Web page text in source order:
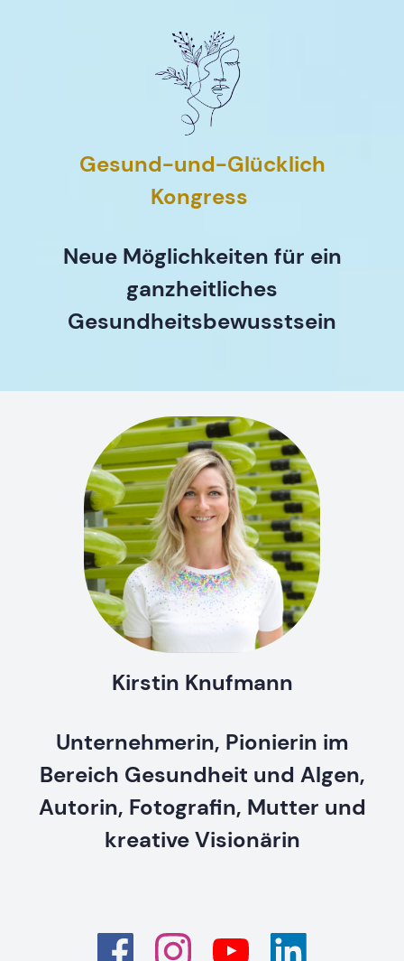
Gesund-und-Glücklich
Kongress
Neue Möglichkeiten für ein
ganzheitliches
Gesundheitsbewusstsein
Kirstin Knufmann
Unternehmerin, Pionierin im
Bereich Gesundheit und Algen,
Autorin, Fotografin, Mutter und
kreative Visionärin